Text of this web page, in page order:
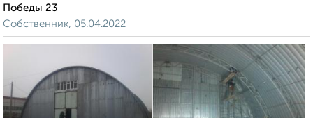
Победы 23
Собственник, 05.04.2022